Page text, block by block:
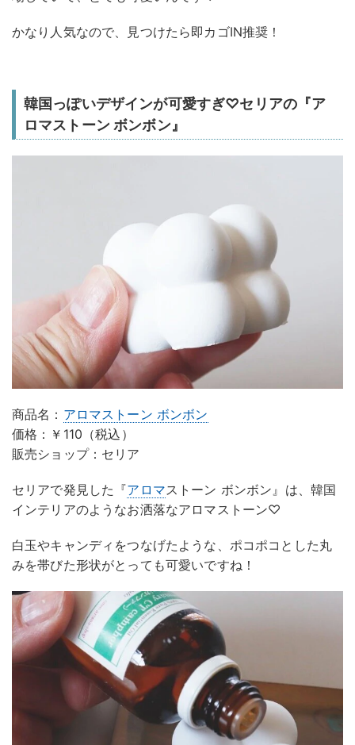
かなり人気なので、見つけたら即カゴIN推奨！
韓国っぽいデザインが可愛すぎ♡セリアの『ア
ロマストーン ボンボン』
商品名： アロマストーン ボンボン
価格：￥110（税込）
販売ショップ：セリア
セリアで発見した『アロマストーン ボンボン』は、韓国
インテリアのようなお洒落なアロマストーン♡
白玉やキャンディをつなげたような、ポコポコとした丸
みを帯びた形状がとっても可愛いですね！